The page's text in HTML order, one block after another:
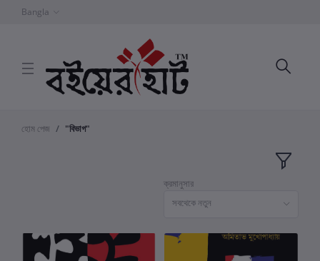
Bangla
হোম পেজ "বিভাগ"
ক্রমানুসার
সবথেকে নতুন